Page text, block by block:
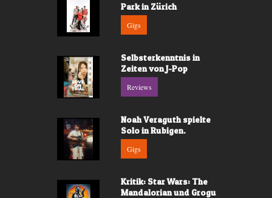
Park in Zürich
Gigs
Selbsterkenntnis in
Zeiten von J-Pop
Reviews
Noah Veraguth spielte
Solo in Rubigen.
Gigs
Kritik: Star Wars: The
Mandalorian und Grogu